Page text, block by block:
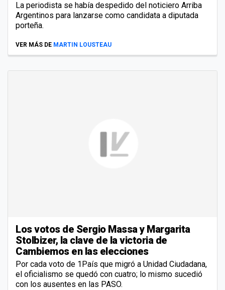
La periodista se había despedido del noticiero Arriba
Argentinos para lanzarse como candidata a diputada
porteña.
VER MÁS DE MARTIN LOUSTEAU
Los votos de Sergio Massa y Margarita
Stolbizer, la clave de la victoria de
Cambiemos en las elecciones
Por cada voto de 1País que migró a Unidad Ciudadana,
el oficialismo se quedó con cuatro; lo mismo sucedió
con los ausentes en las PASO.